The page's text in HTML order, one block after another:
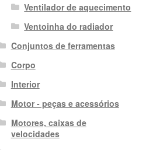
Ventilador de aquecimento
Ventoinha do radiador
Conjuntos de ferramentas
Corpo
Interior
Motor - peças e acessórios
Motores, caixas de
velocidades